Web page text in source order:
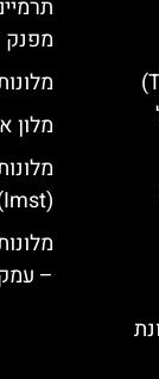
פארק הדינוזאורים (Triassic Park)
מפנק
מלונות 5 כוכבים בחבל
מלון
(Imst)
–